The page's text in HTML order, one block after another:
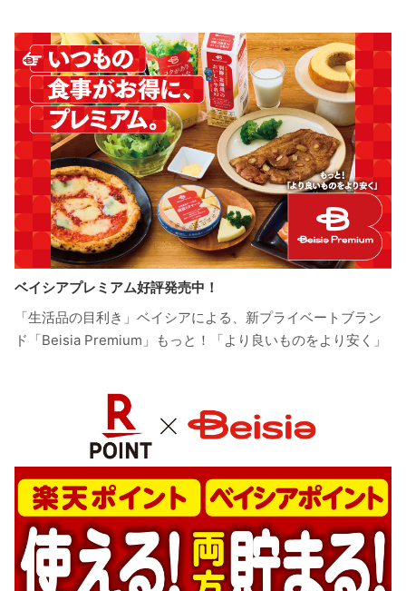
ベイシアプレミアム好評発売中！
「生活品の目利き」ベイシアによる、新プライベートブラン
ド「Beisia Premium」もっと！「より良いものをより安く」